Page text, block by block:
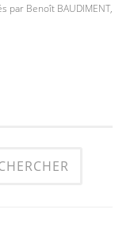
par Benoît BAUDIMENT,